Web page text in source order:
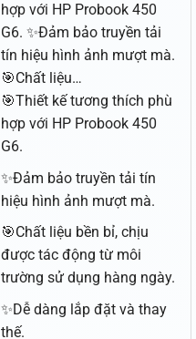
hợp với HP Probook 450
G6. ✨Đảm bảo truyền tải
tín hiệu hình ảnh mượt mà.
🎯Chất liệu…
🎯Thiết kế tương thích phù
hợp với HP Probook 450
G6.
✨Đảm bảo truyền tải tín
hiệu hình ảnh mượt mà.
🎯Chất liệu bền bỉ, chịu
được tác động từ môi
trường sử dụng hàng ngày.
✨Dễ dàng lắp đặt và thay
thế.